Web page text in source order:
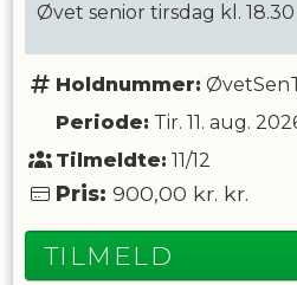
Øvet senior tirsdag kl.
Holdnummer:
Periode: Tir. 11. aug.
Tilmeldte: 11/12
Pris: 900,00 kr. kr.
TILMELD